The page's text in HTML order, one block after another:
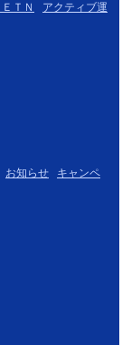
ＴＮ
アクティブ運
お知らせ
キャンペ